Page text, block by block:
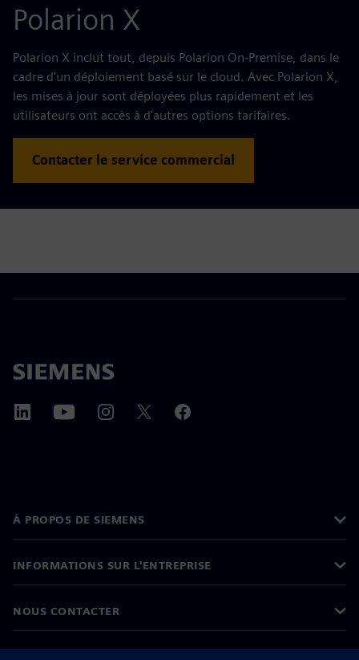
Polarion X
Polarion X inclut tout, depuis Polarion On-Premise, dans le
cadre d'un déploiement basé sur le cloud. Avec Polarion X,
les mises à jour sont déployées plus rapidement et les
utilisateurs ont accès à d'autres options tarifaires.
Contacter le service commercial
À PROPOS DE SIEMENS
INFORMATIONS SUR L'ENTREPRISE
NOUS CONTACTER